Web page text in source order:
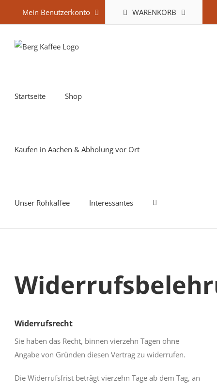
Mein Benutzerkonto WARENKORB
Startseite Shop
Kaufen in Aachen & Abholung vor Ort
Unser Rohkaffee Interessantes
Widerrufsrecht
Sie haben das Recht, binnen vierzehn Tagen ohne
Angabe von Gründen diesen Vertrag zu widerrufen.
Die Widerrufsfrist beträgt vierzehn Tage ab dem Tag, an